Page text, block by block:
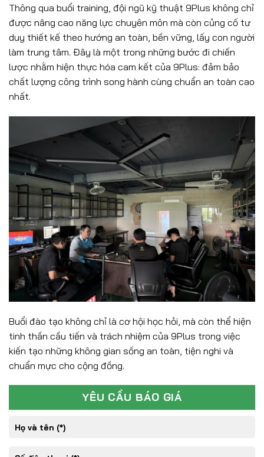
Thông qua buổi training, đội ngũ kỹ thuật 9Plus không chỉ
được nâng cao năng lực chuyên môn mà còn củng cố tư
duy thiết kế theo hướng an toàn, bền vững, lấy con người
làm trung tâm. Đây là một trong những bước đi chiến
lược nhằm hiện thực hóa cam kết của 9Plus: đảm bảo
chất lượng công trình song hành cùng chuẩn an toàn cao
nhất.
Buổi đào tạo không chỉ là cơ hội học hỏi, mà còn thể hiện
tinh thần cầu tiến và trách nhiệm của 9Plus trong việc
kiến tạo những không gian sống an toàn, tiện nghi và
chuẩn mực cho cộng đồng.
YÊU CẦU BÁO GIÁ